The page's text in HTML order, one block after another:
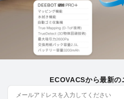
ECOVACSから最新の